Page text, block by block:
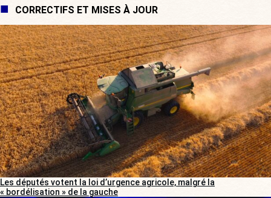
CORRECTIFS ET MISES À JOUR
Les députés votent la loi d’urgence agricole, malgré la
« bordélisation » de la gauche